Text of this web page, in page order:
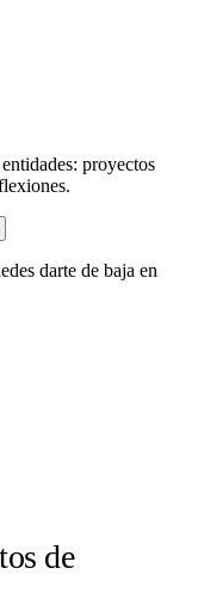
proyectos
darte de baja en
de